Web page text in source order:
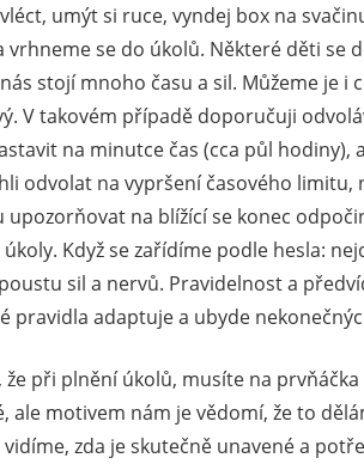
umýt si ruce, vyndej box na
vrhneme se do úkolů. Některé děti
stojí mnoho času a sil. Můžeme je i
V takovém případě doporučuji
na minutce čas (cca půl
odvolat na vypršení časového limitu,
na blížící se konec
Když se zařídíme podle hesla:
sil a nervů. Pravidelnost a
pravidla adaptuje a ubyde
při plnění úkolů, musíte na
ale motivem nám je vědomí, že to
zda je skutečně unavené a